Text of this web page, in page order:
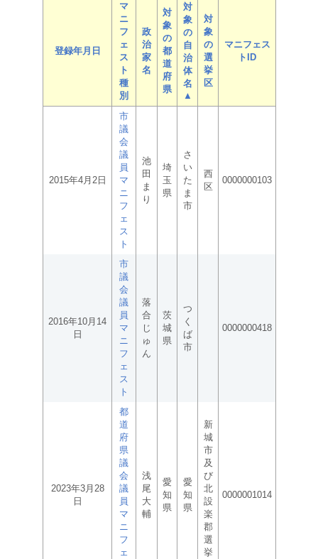
登録年月日
マ
ニ
フ
ェ
ス
ト
種
別
政
治
家
名
対
象
の
都
道
府
県
対
象
の
自
治
体
名
▲
対
象
の
選
挙
区
マニフェス
トID
2015年4月2日
市
議
会
議
員
マ
ニ
フ
ェ
ス
ト
池
田
ま
り
埼
玉
県
さ
い
た
ま
市
西
区
0000000103
2016年10月14
日
市
議
会
議
員
マ
ニ
フ
ェ
ス
ト
落
合
じ
ゅ
ん
茨
城
県
つ
く
ば
市
0000000418
2023年3月28
日
都
道
府
県
議
会
議
員
マ
ニ
フ
ェ
浅
尾
大
輔
愛
知
県
愛
知
県
新
城
市
及
び
北
設
楽
郡
選
挙
0000001014